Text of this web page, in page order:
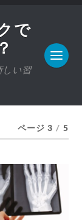
で
しい習
ページ 3 / 5